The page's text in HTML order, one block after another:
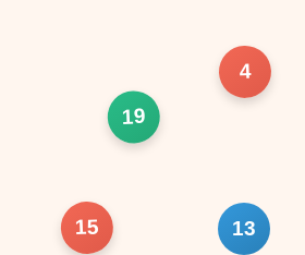
15
4
19
13